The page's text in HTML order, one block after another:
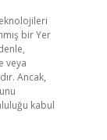
bir Yer
veya
Ancak,
kabul